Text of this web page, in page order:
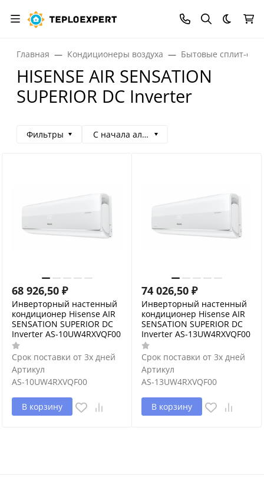
Темная
Главная Кондиционеры воздуха Бытовые сплит-
HISENSE AIR SENSATION
SUPERIOR DC Inverter
Фильтры С начала алфавита
68 926,50 ₽
Инверторный настенный
кондиционер Hisense AIR
SENSATION SUPERIOR DC
Inverter AS-10UW4RXVQF00
Срок поставки от 3х дней
Артикул
AS-10UW4RXVQF00
В корзину
74 026,50 ₽
Инверторный настенный
кондиционер Hisense AIR
SENSATION SUPERIOR DC
Inverter AS-13UW4RXVQF00
Срок поставки от 3х дней
Артикул
AS-13UW4RXVQF00
В корзину